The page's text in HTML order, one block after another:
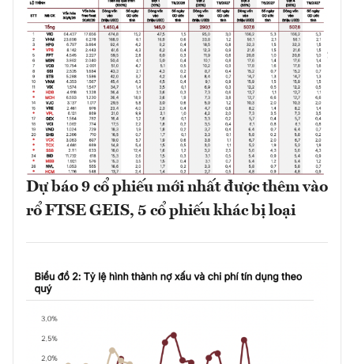
Dự báo 9 cổ phiếu mới nhất được thêm vào
rổ FTSE GEIS, 5 cổ phiếu khác bị loại